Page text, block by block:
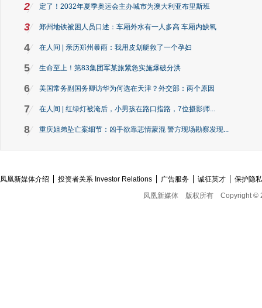
2 定了！2032年夏季奥运会主办城市为澳大利亚布里斯班
3 郑州地铁被困人员口述：车厢外水有一人多高 车厢内缺氧
4 在人间 | 亲历郑州暴雨：我用皮划艇救了一个孕妇
5 生命至上！第83集团军某旅紧急实施爆破分洪
6 美国常务副国务卿访华为何选在天津？外交部：两个原因
7 在人间 | 红绿灯被淹后，小男孩在路口指路，7位摄影师...
8 重庆姐弟坠亡案细节：凶手欲靠悲情蒙混 警方现场勘察发现...
凤凰新媒体介绍 投资者关系 Investor Relations 广告服务 诚征英才
保护隐
凤凰新媒体
版权所有 Copyright ©